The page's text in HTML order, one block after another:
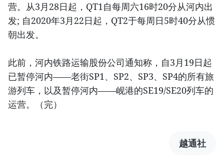
营。从3月28日起，QT1自每周六16时20分从河内出
发; 自2020年3月22日起，QT2于每周日5时40分从惯
朝出发。
此前，河内铁路运输股份公司通知称，自3月19日起
已暂停河内——老街SP1、SP2、SP3、SP4的所有旅
游列车，以及暂停河内——岘港的SE19/SE20列车的
运营。（完）
越通社